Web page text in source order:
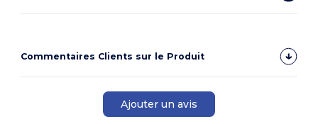
Commentaires Clients sur le Produit
Ajouter un avis